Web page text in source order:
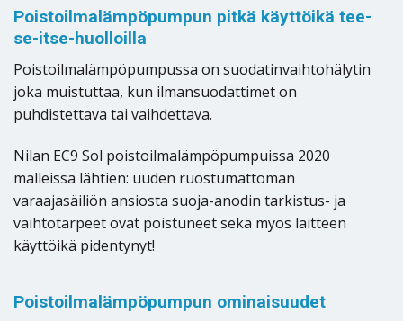
Poistoilmalämpöpumpun pitkä käyttöikä tee-
se-itse-huolloilla
Poistoilmalämpöpumpussa on suodatinvaihtohälytin
joka muistuttaa, kun ilmansuodattimet on
puhdistettava tai vaihdettava.
Nilan EC9 Sol poistoilmalämpöpumpuissa 2020
malleissa lähtien: uuden ruostumattoman
varaajasäiliön ansiosta suoja-anodin tarkistus- ja
vaihtotarpeet ovat poistuneet sekä myös laitteen
käyttöikä pidentynyt!
Poistoilmalämpöpumpun ominaisuudet